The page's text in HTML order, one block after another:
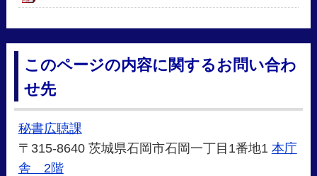
このページの内容に関するお問い合わ
せ先
秘書広聴課
〒315-8640 茨城県石岡市石岡一丁目1番地1 本庁
舎 2階